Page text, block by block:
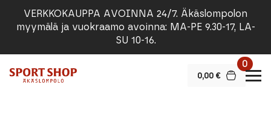
VERKKOKAUPPA AVOINNA 24/7. Äkäslompolon
myymälä ja vuokraamo avoinna: MA-PE 9.30-17, LA-
SU 10-16.
0,00 €
0